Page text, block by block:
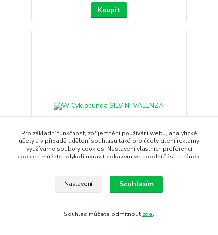
Koupit
- 48 %
W Cyklobunda SILVINI VALENZA
Pro základní funkčnost, zpříjemnění používání webu, analytické
účely a v případě udělení souhlasu také pro účely cílení reklamy
využíváme soubory cookies. Nastavení vlastních preferencí
cookies můžete kdykoli upravit odkazem ve spodní části stránek.
Nastavení Souhlasím
Souhlas můžete odmítnout zde.